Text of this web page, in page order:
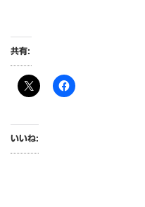
共有:
いいね: